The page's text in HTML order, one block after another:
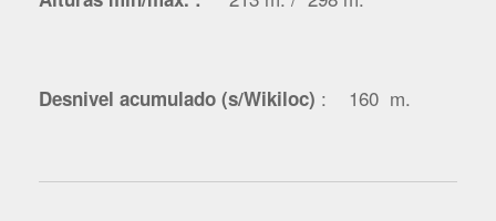
Desnivel acumulado (s/Wikiloc) : 160 m.